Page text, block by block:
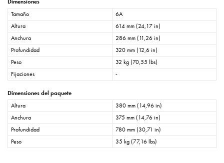
Tamaño
6A
Altura
614 mm (24,17 in)
Anchura
286 mm (11,26 in)
Profundidad
320 mm (12,6 in)
Peso
32 kg (70,55 lbs)
Fijaciones
-
Dimensiones del paquete
Altura
380 mm (14,96 in)
Anchura
375 mm (14,76 in)
Profundidad
780 mm (30,71 in)
Peso
35 kg (77,16 lbs)